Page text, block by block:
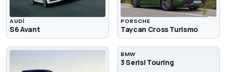
AUDI
S6 Avant
PORSCHE
Taycan Cross Turismo
BMW
3 Serisi Touring